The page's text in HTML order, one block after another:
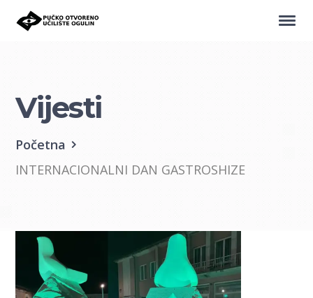
Vijesti
Početna
INTERNACIONALNI DAN GASTROSHIZE